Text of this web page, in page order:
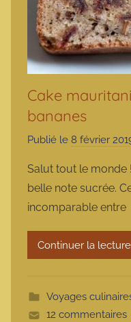
Cake
bananes
Publié le 8 février
Salut tout le monde
belle note sucrée.
incomparable entre
Continuer la lecture
Voyages
12 commentaires